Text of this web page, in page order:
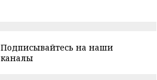
Подписывайтесь на наши
каналы